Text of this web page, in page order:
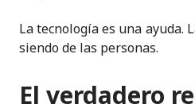
La tecnología es una ayuda.
siendo de las personas.
El verdadero